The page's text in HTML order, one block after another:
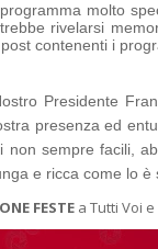
molto
rivelarsi
contenenti i
Presidente
presenza ed
sempre facili,
e ricca come lo
FESTE a Tutti Voi